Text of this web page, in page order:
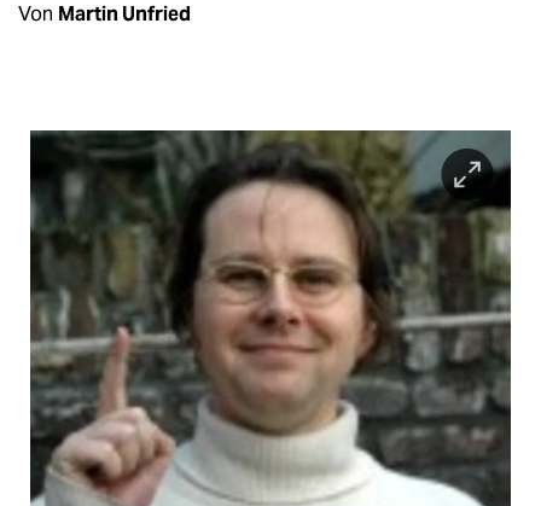
wahrheit
verlag
verlag
veranstaltungen
shop
fragen & hilfe
unterstützen
abo
Von Martin Unfried